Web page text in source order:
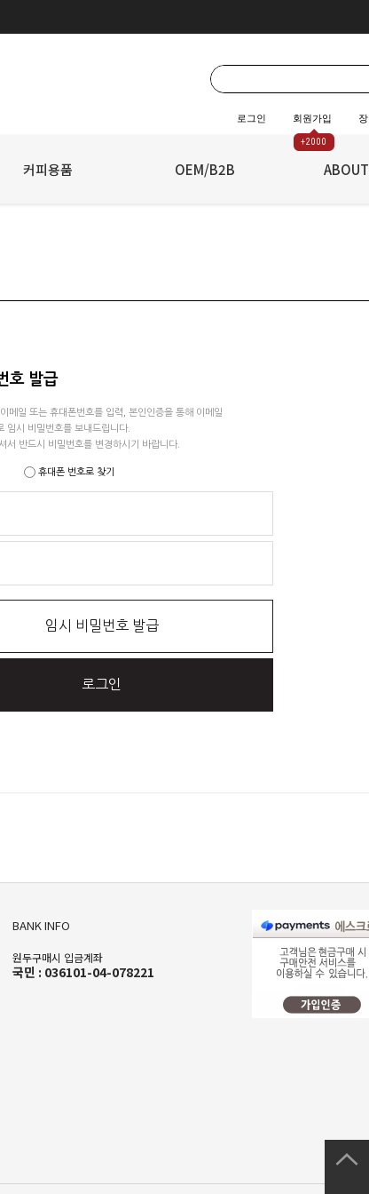
로그인 회원가입
+2000
커피용품 OEM/B2B
호 발급
메일 또는 휴대폰번호를 입력, 본인인증을 통해 이메일
임시 비밀번호를 보내드립니다.
서 반드시 비밀번호를 변경하시기 바랍니다.
휴대폰 번호로 찾기
임시 비밀번호 발급
로그인
BANK INFO
원두구매시 입금계좌
국민 : 036101-04-078221